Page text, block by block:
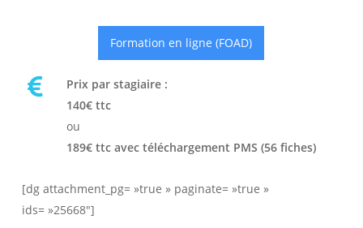
Formation en ligne (FOAD)
Prix par stagiaire :
140€ ttc
ou
189€ ttc avec téléchargement PMS (56 fiches)
[dg attachment_pg= »true » paginate= »true »
ids= »25668″]